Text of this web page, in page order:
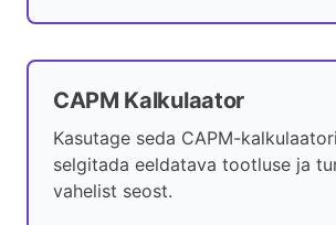
CAPM Kalkulaator
Kasutage seda CAPM-
selgitada eeldatava tootluse ja
vahelist seost.